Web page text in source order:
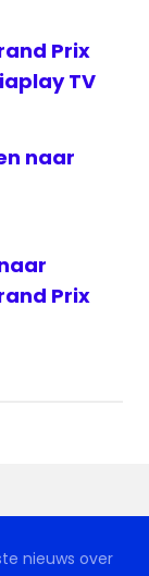
Prix
TV
naar
Prix
nieuws over